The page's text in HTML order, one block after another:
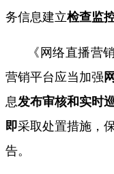
务信息建立检查监
《网络直播营
营销平台应当加强
息发布审核和实时
即采取处置措施，
告。